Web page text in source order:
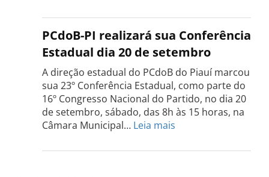
do
PCdoB
do
Sul
dia
PCdoB-PI realizará sua Conferência
Estadual dia 20 de setembro
A direção estadual do PCdoB do Piauí marcou
sua 23º Conferência Estadual, como parte do
16º Congresso Nacional do Partido, no dia 20
de setembro, sábado, das 8h às 15 horas, na
Câmara Municipal… Leia mais
PI